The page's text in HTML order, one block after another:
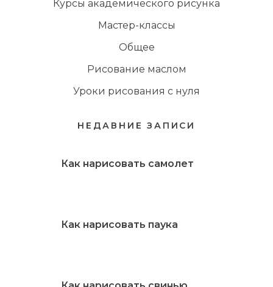
Курсы академического рисунка
Мастер-классы
Общее
Рисование маслом
Уроки рисования с нуля
НЕДАВНИЕ ЗАПИСИ
Как нарисовать самолет
Как нарисовать паука